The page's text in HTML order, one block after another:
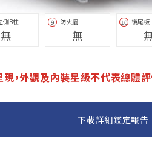
側B柱
無
9 防火牆
無
10 後尾板
，外觀及內裝星級不代表總體
下載詳細鑑定報告